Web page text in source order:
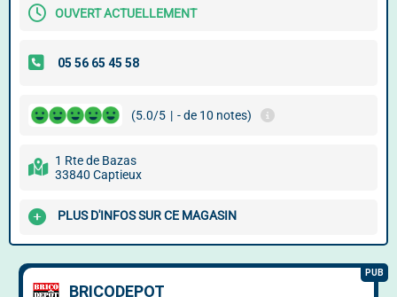
OUVERT ACTUELLEMENT
(5.0/5 | - de 10 notes)
1 Rte de Bazas
33840 Captieux
PLUS D'INFOS SUR CE MAGASIN